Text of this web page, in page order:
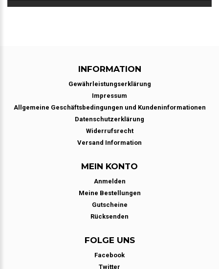
INFORMATION
Gewährleistungserklärung
Impressum
Allgemeine Geschäftsbedingungen und Kundeninformationen
Datenschutzerklärung
Widerrufsrecht
Versand Information
MEIN KONTO
Anmelden
Meine Bestellungen
Gutscheine
Rücksenden
FOLGE UNS
Facebook
Twitter